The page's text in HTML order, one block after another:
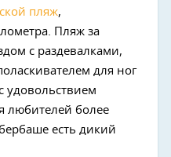
пляж,
Пляж за
с раздевалками,
для ног
удовольствием
любителей более
есть дикий